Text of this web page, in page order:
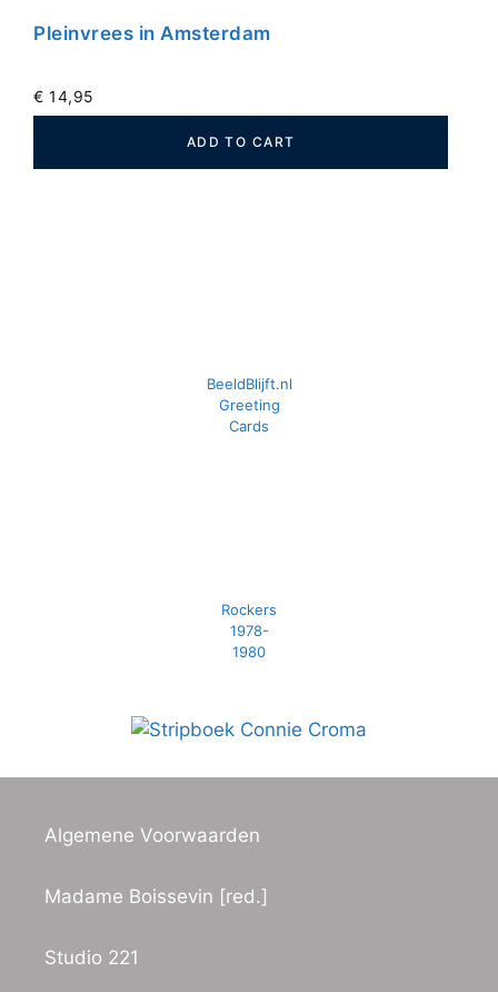
Pleinvrees in Amsterdam
€ 14,95
ADD TO CART
BeeldBlijft.nl
Greeting
Cards
Rockers
1978-
1980
Algemene Voorwaarden
Madame Boissevin [red.]
Studio 221